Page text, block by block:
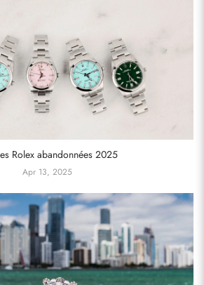
Rolex abandonnées 2025
Apr 13, 2025